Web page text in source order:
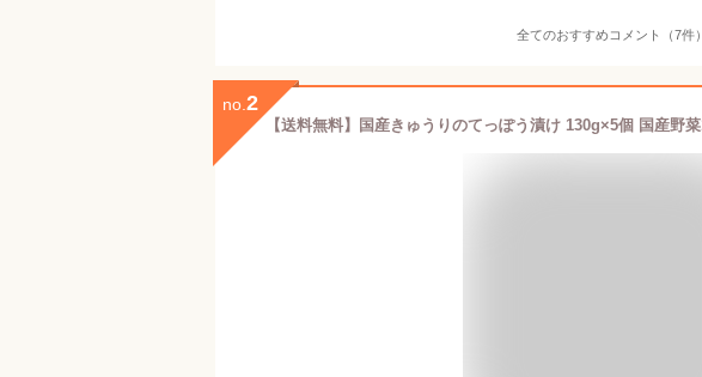
全てのおすすめコメント（7件）
no. 2